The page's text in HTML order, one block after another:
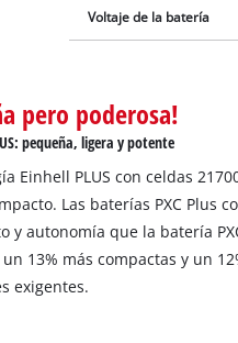
Voltaje de la batería
pero poderosa!
pequeña, ligera y potente
Einhell PLUS con celdas
Las baterías PXC Plus
y autonomía que la batería
un 13% más compactas y un
exigentes.